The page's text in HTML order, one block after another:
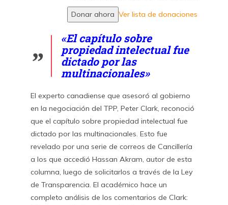
Ver lista de donaciones
«El capítulo sobre
propiedad intelectual fue
dictado por las
multinacionales»
El experto canadiense que asesoró al gobierno
en la negociación del TPP, Peter Clark, reconoció
que el capítulo sobre propiedad intelectual fue
dictado por las multinacionales. Esto fue
revelado por una serie de correos de Cancillería
a los que accedió Hassan Akram, autor de esta
columna, luego de solicitarlos a través de la Ley
de Transparencia. El académico hace un
completo análisis de los comentarios de Clark: